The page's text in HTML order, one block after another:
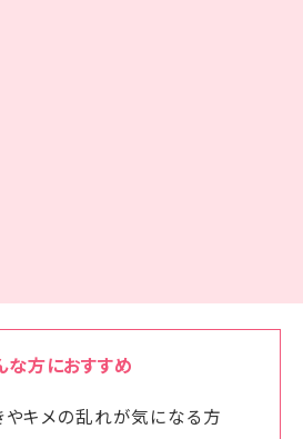
な方におすすめ
やキメの乱れが気になる方